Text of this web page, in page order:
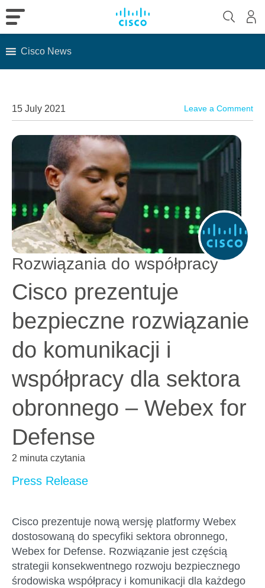
Cisco News
15 July 2021 Leave a Comment
Rozwiązania do współpracy
Cisco prezentuje
bezpieczne rozwiązanie
do komunikacji i
współpracy dla sektora
obronnego – Webex for
Defense
2 minuta czytania
Press Release
Cisco prezentuje nową wersję platformy Webex
dostosowaną do specyfiki sektora obronnego,
Webex for Defense. Rozwiązanie jest częścią
strategii konsekwentnego rozwoju bezpiecznego
środowiska współpracy i komunikacji dla każdego